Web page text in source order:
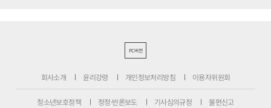
PC버전
회사소개 윤리강령 개인정보처리방침 이용자위원회
청소년보호정책 정정·반론보도 기사심의규정 불편신고